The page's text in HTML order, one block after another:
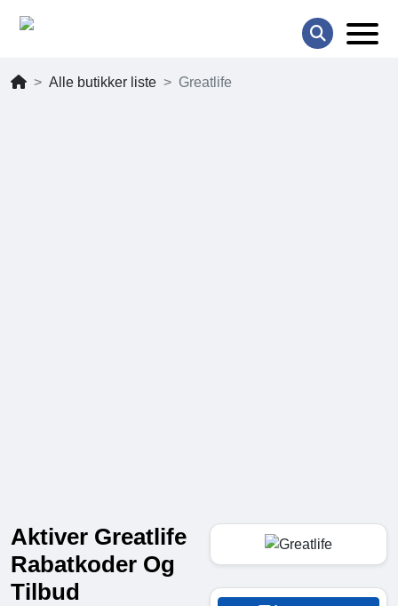
Alle butikker liste Greatlife
Aktiver Greatlife
Rabatkoder Og
Tilbud